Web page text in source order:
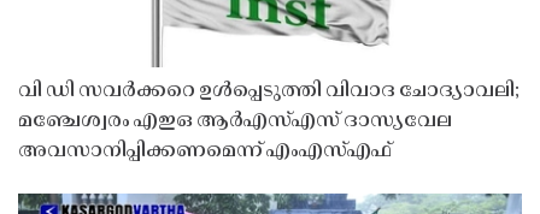
വി ഡി സവർക്കറെ ഉൾപ്പെടുത്തി വിവാദ ചോദ്യാവലി;
മഞ്ചേശ്വരം എഇഒ ആർഎസ്എസ് ദാസ്യവേല
അവസാനിപ്പിക്കണമെന്ന് എംഎസ്എഫ്